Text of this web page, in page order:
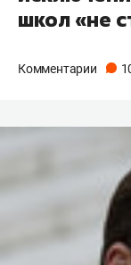
школ «не
Комментарии